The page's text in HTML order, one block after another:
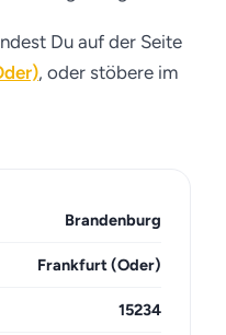
Du auf der Seite
, oder stöbere im
Brandenburg
Frankfurt (Oder)
15234